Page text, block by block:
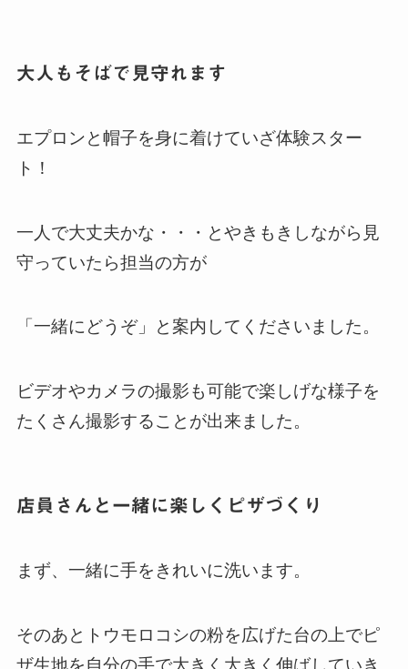
大人もそばで見守れます
エプロンと帽子を身に着けていざ体験スター
ト！
一人で大丈夫かな・・・とやきもきしながら見
守っていたら担当の方が
「一緒にどうぞ」と案内してくださいました。
ビデオやカメラの撮影も可能で楽しげな様子を
たくさん撮影することが出来ました。
店員さんと一緒に楽しくピザづくり
まず、一緒に手をきれいに洗います。
そのあとトウモロコシの粉を広げた台の上でピ
ザ生地を自分の手で大きく大きく伸ばしていき